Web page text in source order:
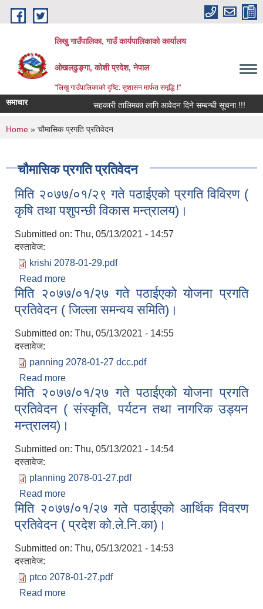
Skip to main content
लिखु गाउँपालिका, गाउँ कार्यपालिकाको कार्यालय
ओखलढुङ्गा, कोशी प्रदेश, नेपाल
"लिखु गाउँपालिकाको दृष्टि: सुशासन मार्फत समृद्धि !"
समाचार सहकारी तालिमका लागि आवेदन दिने सम्बन्धी सूचना !!!
You are here
Home » चौमासिक प्रगति प्रतिवेदन
चौमासिक प्रगति प्रतिवेदन
मिति २०७७/०१/२९ गते पठाईएको प्रगति विविरण (
कृषि तथा पशुपन्छी विकास मन्त्रालय)।
Submitted on: Thu, 05/13/2021 - 14:57
दस्तावेज:
krishi 2078-01-29.pdf
Read more
कृषि तथा पशुपन्छी विकास मन्त्रालय)।
मिति २०७७/०१/२७ गते पठाईएको योजना प्रगति
प्रतिवेदन ( जिल्ला समन्वय समिति)।
Submitted on: Thu, 05/13/2021 - 14:55
दस्तावेज:
panning 2078-01-27 dcc.pdf
Read more
प्रतिवेदन ( जिल्ला समन्वय समिति)।
मिति २०७७/०१/२७ गते पठाईएको योजना प्रगति
प्रतिवेदन ( संस्कृति, पर्यटन तथा नागरिक उड्यन
मन्त्रालय)।
Submitted on: Thu, 05/13/2021 - 14:54
दस्तावेज:
planning 2078-01-27.pdf
Read more
प्रतिवेदन ( संस्कृति, पर्यटन तथा नागरिक उड्यन
मन्त्रालय)।
मिति २०७७/०१/२७ गते पठाईएको आर्थिक विवरण
प्रतिवेदन ( प्रदेश को.ले.नि.का)।
Submitted on: Thu, 05/13/2021 - 14:53
दस्तावेज:
ptco 2078-01-27.pdf
Read more